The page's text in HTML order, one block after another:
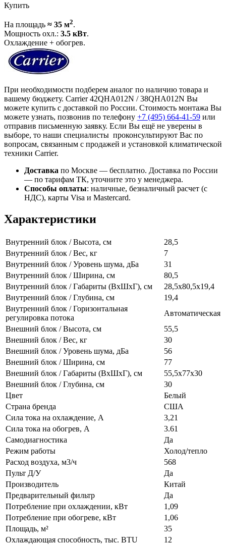
Купить
На площадь ≈ 35 м2.
Мощность охл.: 3.5 кВт.
Охлаждение + обогрев.
При необходимости подберем аналог по наличию товара и
вашему бюджету. Carrier 42QHA012N / 38QHA012N Вы
можете купить с доставкой по России. Стоимость монтажа Вы
можете узнать, позвонив по телефону +7 (495) 664-41-59 или
отправив письменную заявку. Если Вы ещё не уверены в
выборе, то наши специалисты проконсультируют Вас по
вопросам, связанным с продажей и установкой климатической
техники Carrier.
Доставка по Москве — бесплатно. Доставка по России
— по тарифам ТК, уточните это у менеджера.
Способы оплаты: наличные, безналичный расчет (с
НДС), карты Visa и Mastercard.
Характеристики
Внутренний блок / Высота, см
28,5
Внутренний блок / Вес, кг
7
Внутренний блок / Уровень шума, дБа
31
Внутренний блок / Ширина, см
80,5
Внутренний блок / Габариты (ВхШхГ), см
28,5x80,5x19,4
Внутренний блок / Глубина, см
19,4
Внутренний блок / Горизонтальная
регулировка потока
Автоматическая
Внешний блок / Высота, см
55,5
Внешний блок / Вес, кг
30
Внешний блок / Уровень шума, дБа
56
Внешний блок / Ширина, см
77
Внешний блок / Габариты (ВхШхГ), см
55,5х77х30
Внешний блок / Глубина, см
30
Цвет
Белый
Страна бренда
США
Сила тока на охлаждение, А
3,21
Сила тока на обогрев, А
3.61
Самодиагностика
Да
Режим работы
Холод/тепло
Расход воздуха, м3/ч
568
Пульт Д/У
Да
Производитель
Китай
Предварительный фильтр
Да
Потребление при охлаждении, кВт
1,09
Потребление при обогреве, кВт
1,06
Площадь, м²
35
Охлаждающая способность, тыс. BTU
12